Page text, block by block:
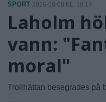
SPORT 2026-08-08 KL. 18:19
Laholm
vann:
moral"
Trollhättan besegrades på